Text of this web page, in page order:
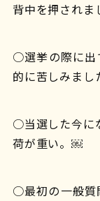
背中を押されま
○選挙の際に出
的に苦しみまし
○当選した今に
荷が重い。￼
○最初の一般質